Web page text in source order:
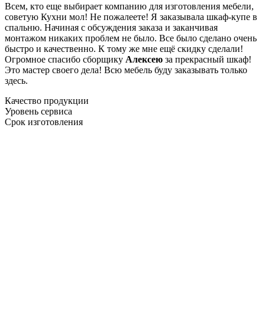
Всем, кто еще выбирает компанию для изготовления мебели,
советую Кухни мол! Не пожалеете! Я заказывала шкаф-купе в
спальню. Начиная с обсуждения заказа и заканчивая
монтажом никаких проблем не было. Все было сделано очень
быстро и качественно. К тому же мне ещё скидку сделали!
Огромное спасибо сборщику Алексею за прекрасный шкаф!
Это мастер своего дела! Всю мебель буду заказывать только
здесь.
Качество продукции
Уровень сервиса
Срок изготовления